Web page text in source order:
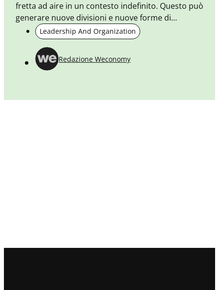
fretta ad aire in un contesto indefinito. Questo può
generare nuove divisioni e nuove forme di
alienazione. Ma le forme di contatto emerse
durante la pandemia sono il punto da cui ripartire.
Leadership And Organization
Redazione Weconomy